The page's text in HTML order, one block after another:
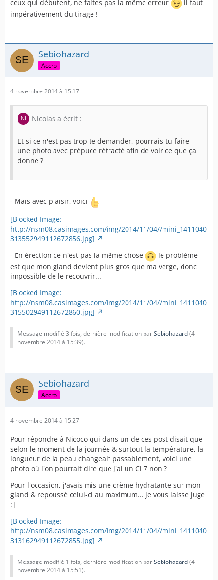
ceux qui débutent, ne faites pas la même erreur
il faut
impérativement du tirage !
Sebiohazard
Accro
4 novembre 2014 à 15:17
Nicolas a écrit :
Et si ce n'est pas trop te demander, pourrais-tu faire
une photo avec prépuce rétracté afin de voir ce que ça
donne ?
- Mais avec plaisir, voici
[Blocked Image:
http://nsm08.casimages.com/img/2014/11/04//mini_1411040
313552949112672856.jpg]
- En érection ce n'est pas la même chose
le problème
est que mon gland devient plus gros que ma verge, donc
impossible de le recouvrir...
[Blocked Image:
http://nsm08.casimages.com/img/2014/11/04//mini_1411040
315502949112672860.jpg]
Message modifié 3 fois, dernière modification parSebiohazard(4
novembre 2014 à 15:39).
Sebiohazard
Accro
4 novembre 2014 à 15:27
Pour répondre à Nicoco qui dans un de ces post disait que
selon le moment de la journée & surtout la température, la
longueur de la peau changeait passablement, voici une
photo où l'on pourrait dire que j'ai un Ci 7 non ?
Pour l'occasion, j'avais mis une crème hydratante sur mon
gland & repoussé celui-ci au maximum... je vous laisse juge
:||
[Blocked Image:
http://nsm08.casimages.com/img/2014/11/04//mini_1411040
313162949112672855.jpg]
Message modifié 1 fois, dernière modification parSebiohazard(4
novembre 2014 à 15:51).